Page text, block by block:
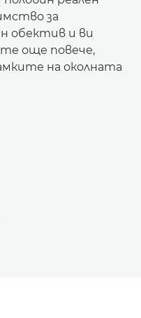
за
обектив и ви
още повече,
на околната